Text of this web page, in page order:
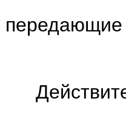
передающие